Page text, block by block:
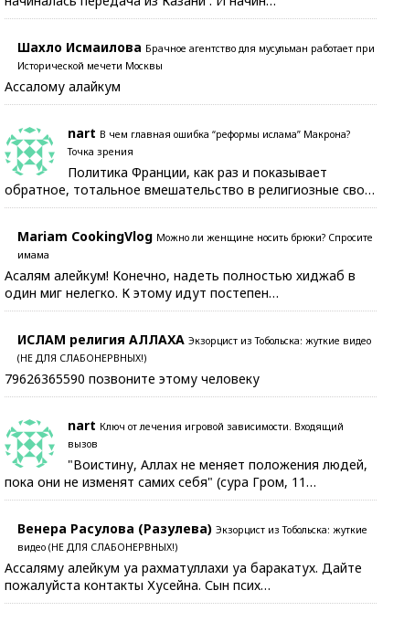
Шахло Исмаилова Брачное агентство для мусульман работает при
Исторической мечети Москвы
Ассалому алайкум
nart В чем главная ошибка “реформы ислама” Макрона?
Точка зрения
Политика Франции, как раз и показывает
обратное, тотальное вмешательство в религиозные сво…
Mariam CookingVlog Можно ли женщине носить брюки? Спросите
имама
Асалям алейкум! Конечно, надеть полностью хиджаб в
один миг нелегко. К этому идут постепен…
ИСЛАМ религия АЛЛАХА Экзорцист из Тобольска: жуткие видео
(НЕ ДЛЯ СЛАБОНЕРВНЫХ!)
79626365590 позвоните этому человеку
nart Ключ от лечения игровой зависимости. Входящий
вызов
"Воистину, Аллах не меняет положения людей,
пока они не изменят самих себя" (сура Гром, 11…
Венера Расулова (Разулева) Экзорцист из Тобольска: жуткие
видео (НЕ ДЛЯ СЛАБОНЕРВНЫХ!)
Ассаляму алейкум уа рахматуллахи уа баракатух. Дайте
пожалуйста контакты Хусейна. Сын псих…